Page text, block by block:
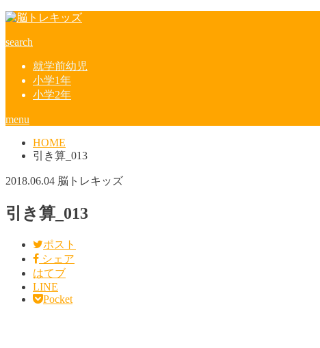
search
就学前幼児
小学1年
小学2年
menu
HOME
引き算_013
2018.06.04 脳トレキッズ
引き算_013
ポスト
シェア
はてブ
LINE
Pocket